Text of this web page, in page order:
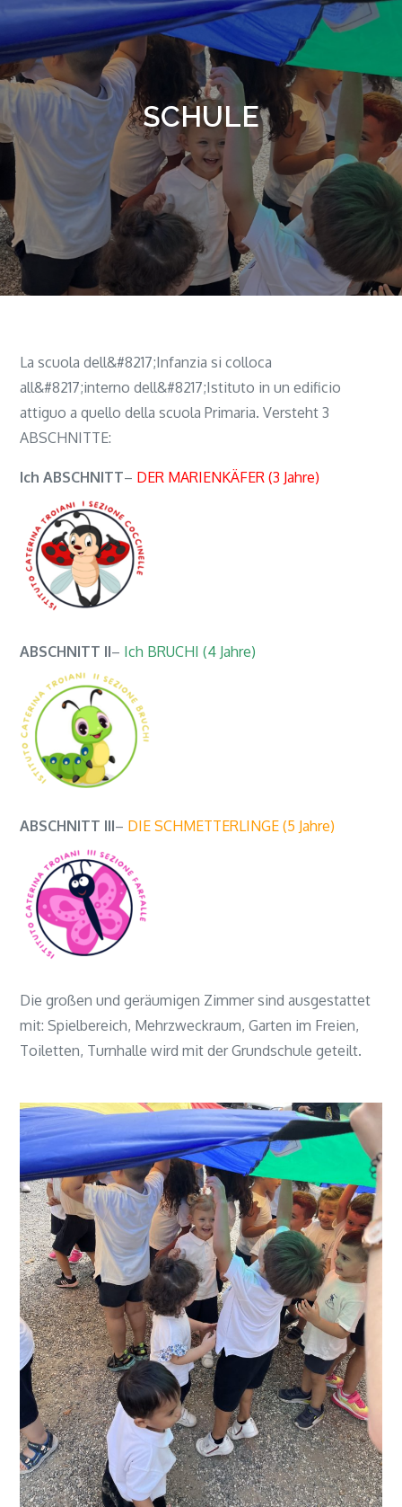
SCHULE
La scuola dell&#8217;Infanzia si colloca
all&#8217;interno dell&#8217;Istituto in un edificio
attiguo a quello della scuola Primaria. Versteht 3
ABSCHNITTE:
Ich ABSCHNITT– DER MARIENKÄFER (3 Jahre)
ABSCHNITT II– Ich BRUCHI (4 Jahre)
ABSCHNITT III– DIE SCHMETTERLINGE (5 Jahre)
Die großen und geräumigen Zimmer sind ausgestattet
mit: Spielbereich, Mehrzweckraum, Garten im Freien,
Toiletten, Turnhalle wird mit der Grundschule geteilt.